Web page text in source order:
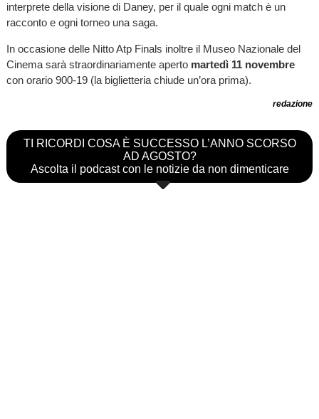
interprete della visione di Daney, per il quale ogni match è un
racconto e ogni torneo una saga.
In occasione delle Nitto Atp Finals inoltre il Museo Nazionale del
Cinema sarà straordinariamente aperto martedì 11 novembre
con orario 900-19 (la biglietteria chiude un’ora prima).
redazione
TI RICORDI COSA È SUCCESSO L’ANNO SCORSO
AD AGOSTO?
Ascolta il podcast con le notizie da non dimenticare